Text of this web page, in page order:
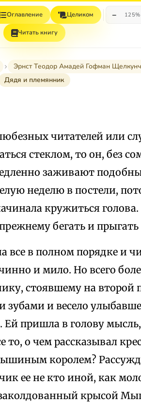
Оглавление Целиком − 125%
Читать книгу
Эрнст Теодор Амадей Гофман
Дядя и племянник
читателей или
стеклом, то он, без
заживают
неделю в постели,
кружиться
бегать и
в полном порядке и
и мило. Но всего
стоявшему на второй
и весело
Ей пришла в голову
о чем рассказывал
королем?
ее не кто иной, как
крысой